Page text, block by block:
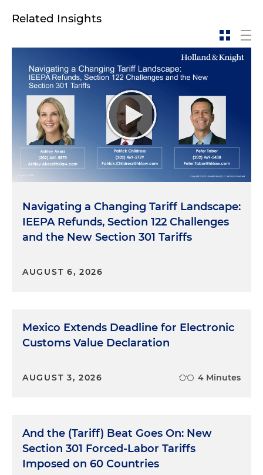
Related Insights
Navigating a Changing Tariff Landscape:
IEEPA Refunds, Section 122 Challenges
and the New Section 301 Tariffs
AUGUST 6, 2026
Mexico Extends Deadline for Electronic
Customs Value Declaration
AUGUST 3, 2026 4 Minutes
And the (Tariff) Beat Goes On: New
Section 301 Forced-Labor Tariffs
Imposed on 60 Countries